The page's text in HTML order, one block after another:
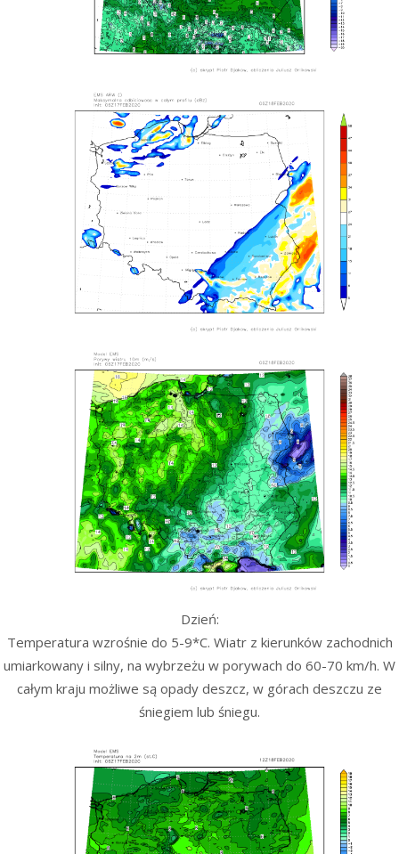
Dzień:
Temperatura wzrośnie do 5-9*C. Wiatr z kierunków zachodnich
umiarkowany i silny, na wybrzeżu w porywach do 60-70 km/h. W
całym kraju możliwe są opady deszcz, w górach deszczu ze
śniegiem lub śniegu.